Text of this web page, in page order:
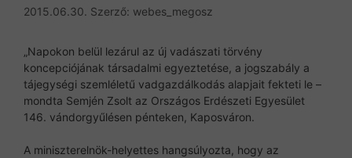
2015.06.30. Szerző: webes_megosz
„Napokon belül lezárul az új vadászati törvény
koncepciójának társadalmi egyeztetése, a jogszabály a
tájegységi szemléletű vadgazdálkodás alapjait fekteti le –
mondta Semjén Zsolt az Országos Erdészeti Egyesület
146. vándorgyűlésen pénteken, Kaposváron.
A miniszterelnök-helyettes hangsúlyozta, hogy az